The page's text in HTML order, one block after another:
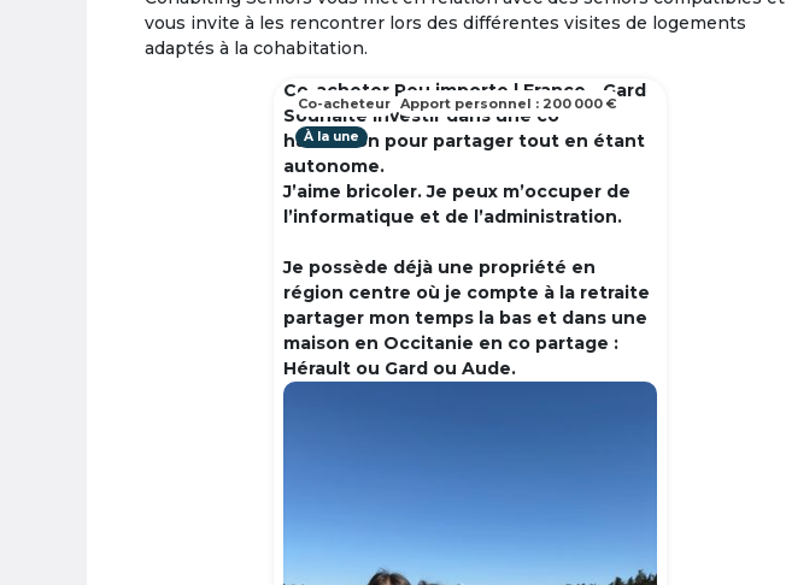
vous invite à les rencontrer lors des différentes visites de logements
adaptés à la cohabitation.
Co-acheter Peu importe | France - Gard
Souhaite investir dans une co
habitation pour partager tout en étant
autonome.
J’aime bricoler. Je peux m’occuper de
l’informatique et de l’administration.
Je possède déjà une propriété en
région centre où je compte à la retraite
partager mon temps la bas et dans une
maison en Occitanie en co partage :
Hérault ou Gard ou Aude.
À la une
Co-acheteur Apport personnel : 200 000 €